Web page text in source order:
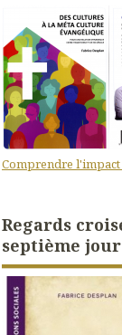
Comprendre
Regards
septième jour